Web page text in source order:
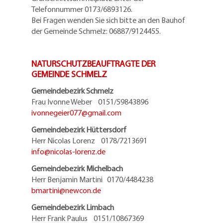
Telefonnummer 0173/6893126.
Bei Fragen wenden Sie sich bitte an den Bauhof
der Gemeinde Schmelz: 06887/9124455.
NATURSCHUTZBEAUFTRAGTE DER
GEMEINDE SCHMELZ
Gemeindebezirk Schmelz
Frau Ivonne Weber 0151/59843896
ivonnegeier077@gmail.com
Gemeindebezirk Hüttersdorf
Herr Nicolas Lorenz 0178/7213691
info@nicolas-lorenz.de
Gemeindebezirk Michelbach
Herr Benjamin Martini 0170/4484238
bmartini@newcon.de
Gemeindebezirk Limbach
Herr Frank Paulus 0151/10867369